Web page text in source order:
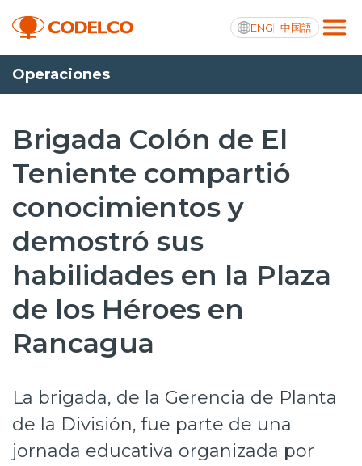
ENG 中国語
Transparencia activa
Nosotros
Operaciones
Proyectos
Sustentabilidad
Innovación
Inversionistas
Trabaja en Codelco
Transparencia activa
Operaciones
Brigada Colón de El
Teniente compartió
conocimientos y
demostró sus
habilidades en la Plaza
de los Héroes en
Rancagua
La brigada, de la Gerencia de Planta
de la División, fue parte de una
jornada educativa organizada por